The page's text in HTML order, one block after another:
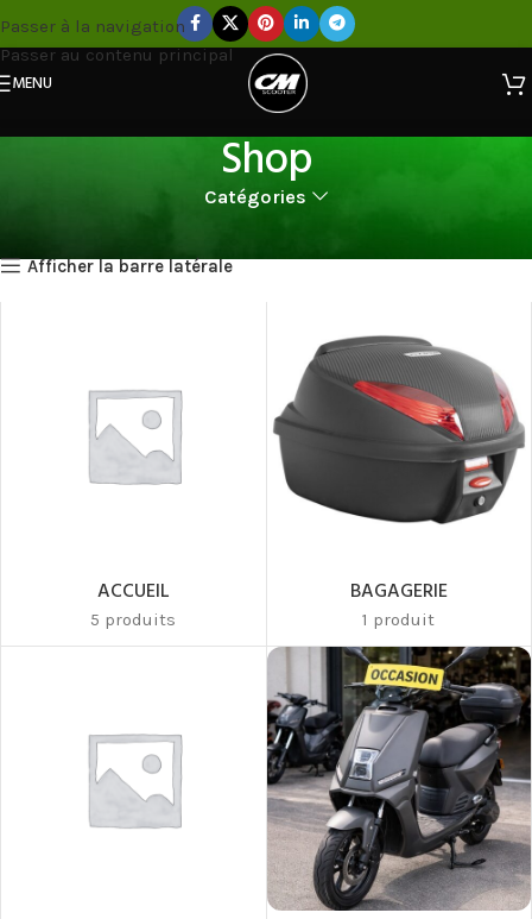
Passer à la navigation
Passer au contenu principal
MENU
Shop
Catégories
Afficher la barre latérale
ACCUEIL
5 produits
BAGAGERIE
1 produit